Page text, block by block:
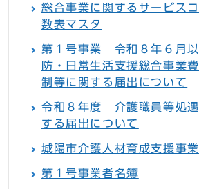
総合事業に関するサービス
数表マスタ
第１号事業 令和８年６月
防・日常生活支援総合事業
制等に関する届出について
令和８年度 介護職員等処遇
する届出について
城陽市介護人材育成支援事業
第１号事業者名簿